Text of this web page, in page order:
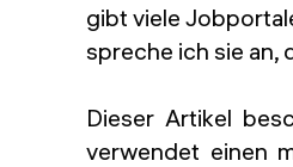
gibt viele
spreche ich sie an,
Dieser Artikel
verwendet einen